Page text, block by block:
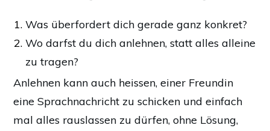
Was überfordert dich gerade ganz konkret?
Wo darfst du dich anlehnen, statt alles alleine
zu tragen?
Anlehnen kann auch heissen, einer Freundin
eine Sprachnachricht zu schicken und einfach
mal alles rauslassen zu dürfen, ohne Lösung,